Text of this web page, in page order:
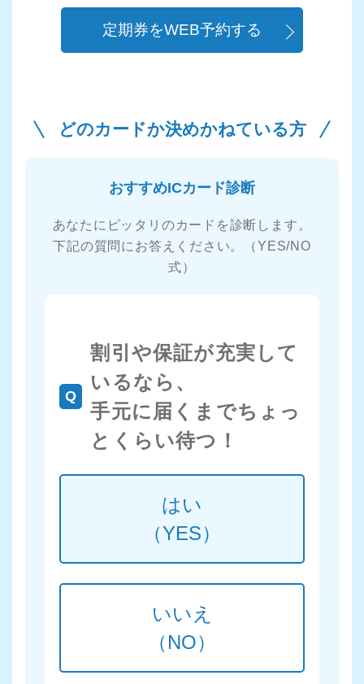
定期券をWEB予約する
どのカードか決めかねている方
おすすめICカード診断
あなたにピッタリのカードを診断します。
下記の質問にお答えください。（YES/NO
式）
Q
割引や保証が充実して
いるなら、
手元に届くまでちょっ
とくらい待つ！
はい
（YES）
いいえ
（NO）